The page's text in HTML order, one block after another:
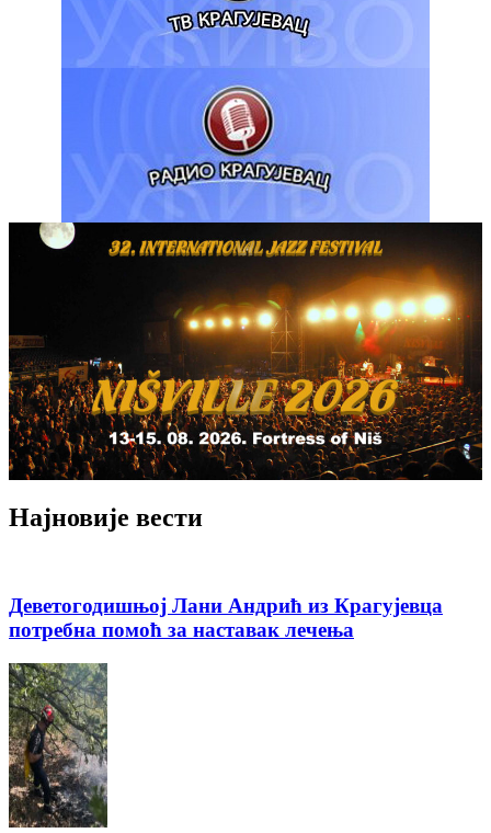
Најновије вести
Деветогодишњој Лани Андрић из Крагујевца
потребна помоћ за наставак лечења